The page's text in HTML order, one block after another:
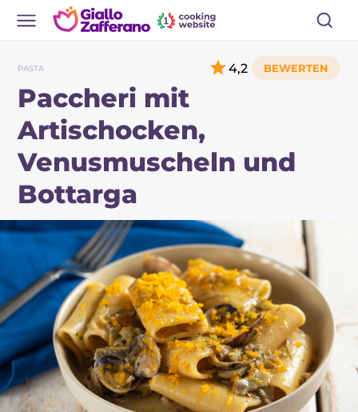
PASTA
Paccheri mit
Artischocken,
Venusmuscheln und
Bottarga
4,2